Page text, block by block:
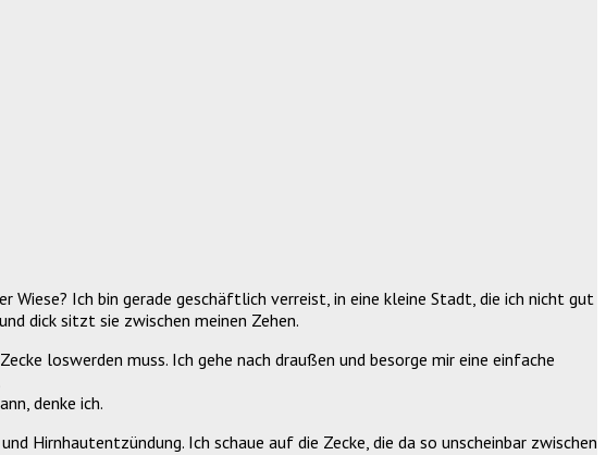
Wiese? Ich bin gerade geschäftlich verreist, in eine kleine Stadt, die ich nicht gut
dick sitzt sie zwischen meinen Zehen.
loswerden muss. Ich gehe nach draußen und besorge mir eine einfache
denke ich.
Hirnhautentzündung. Ich schaue auf die Zecke, die da so unscheinbar zwischen